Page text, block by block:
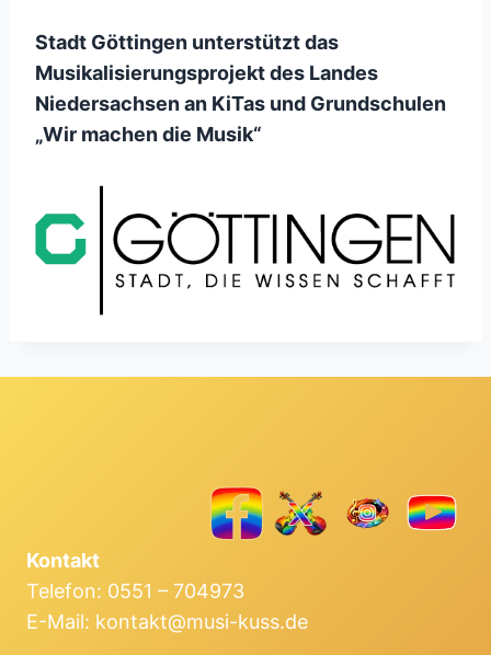
Stadt Göttingen unterstützt das
Musikalisierungsprojekt des Landes
Niedersachsen an KiTas und Grundschulen
„Wir machen die Musik“
Kontakt
Telefon: 0551 – 704973
E-Mail: kontakt@musi-kuss.de